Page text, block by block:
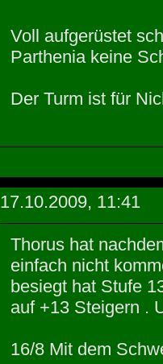
Voll aufgerüstet
Parthenia keine
Der Turm ist für
17.10.2009, 11:41
Thorus hat
einfach nicht
besiegt hat Stufe
auf +13 Steigern .
16/8 Mit dem